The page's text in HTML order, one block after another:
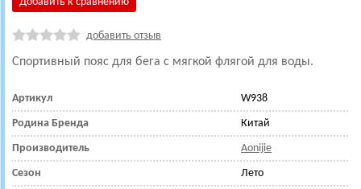
добавить отзыв
Спортивный пояс для бега с мягкой флягой для воды.
Артикул W938
Родина Бренда Китай
Производитель Aonijie
Сезон Лето